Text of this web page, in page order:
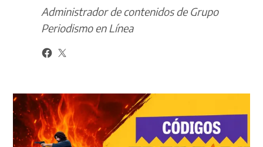
Administrador de contenidos de Grupo
Periodismo en Línea